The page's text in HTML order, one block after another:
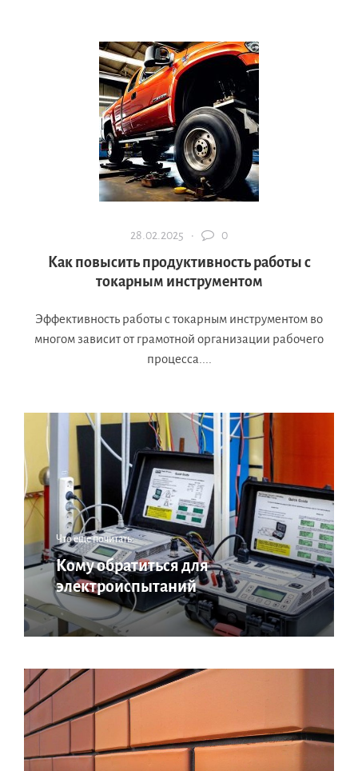
28.02.2025 · 0
Как повысить продуктивность работы с
токарным инструментом
Эффективность работы с токарным инструментом во
многом зависит от грамотной организации рабочего
процесса....
Что еще почитать:
Кому обратиться для
электроиспытаний